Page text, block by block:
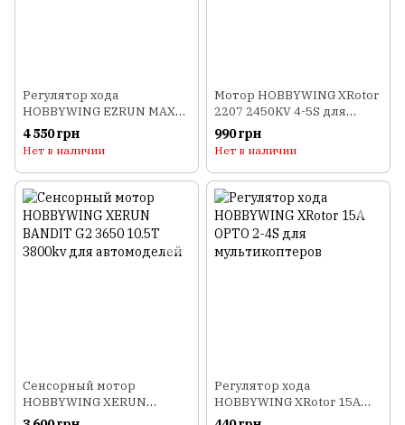
Регулятор хода
HOBBYWING EZRUN MAX10
SCT 120A 2-4S
влагозащищенный для
4 550 грн
Нет в наличии
Мотор HOBBYWING XRotor
2207 2450KV 4-5S для
мультикоптеров
990 грн
Нет в наличии
Сенсорный мотор
HOBBYWING XERUN
BANDIT G2 3650 10.5T
Регулятор хода
HOBBYWING XRotor 15A
OPTO 2-4S для